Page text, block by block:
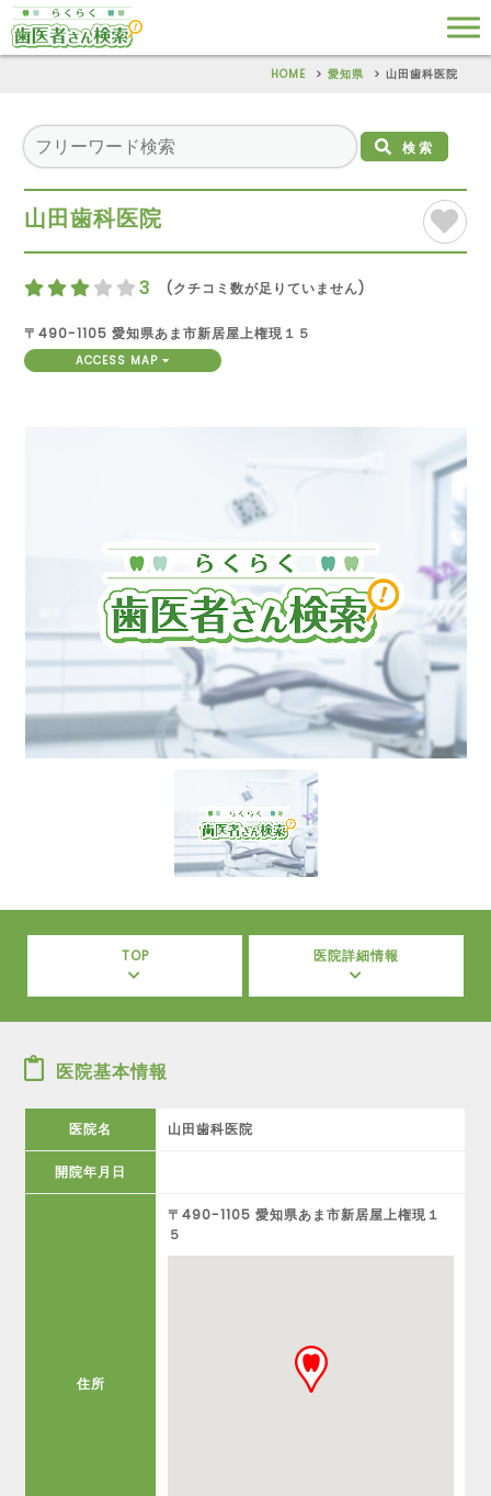
HOME 愛知県 山田歯科医院
検索
山田歯科医院
3 (クチコミ数が足りていません)
〒490-1105 愛知県あま市新居屋上権現１５
ACCESS MAP
TOP 医院詳細情報
医院基本情報
医院名 山田歯科医院
開院年月日
住所
〒490-1105 愛知県あま市新居屋上権現１
５